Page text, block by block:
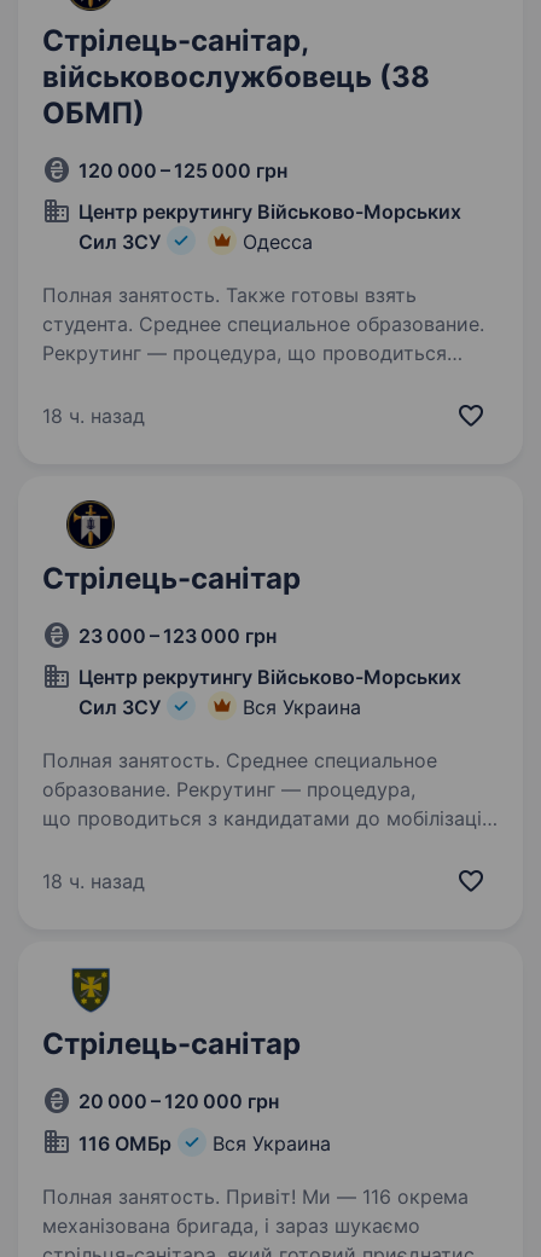
Стрілець-санітар,
військовослужбовець (38
ОБМП)
120 000 – 125 000 грн
Центр рекрутингу Військово-Морських
Сил ЗСУ
Одесса
Полная занятость. Также готовы взять
студента. Среднее специальное образование.
Рекрутинг — процедура, що проводиться
контракт зараз — це надасть вам можливість
Заробітна…
18 ч. назад
Стрілець-санітар
23 000 – 123 000 грн
Центр рекрутингу Військово-Морських
Сил ЗСУ
Вся Украина
Полная занятость. Среднее специальное
образование. Рекрутинг — процедура,
що проводиться з кандидатами до мобілізації!
можливість обрати місце служби та отримати
18 ч. назад
Стрілець-санітар
20 000 – 120 000 грн
116 ОМБр
Вся Украина
Полная занятость. Привіт! Ми — 116 окрема
механізована бригада, і зараз шукаємо